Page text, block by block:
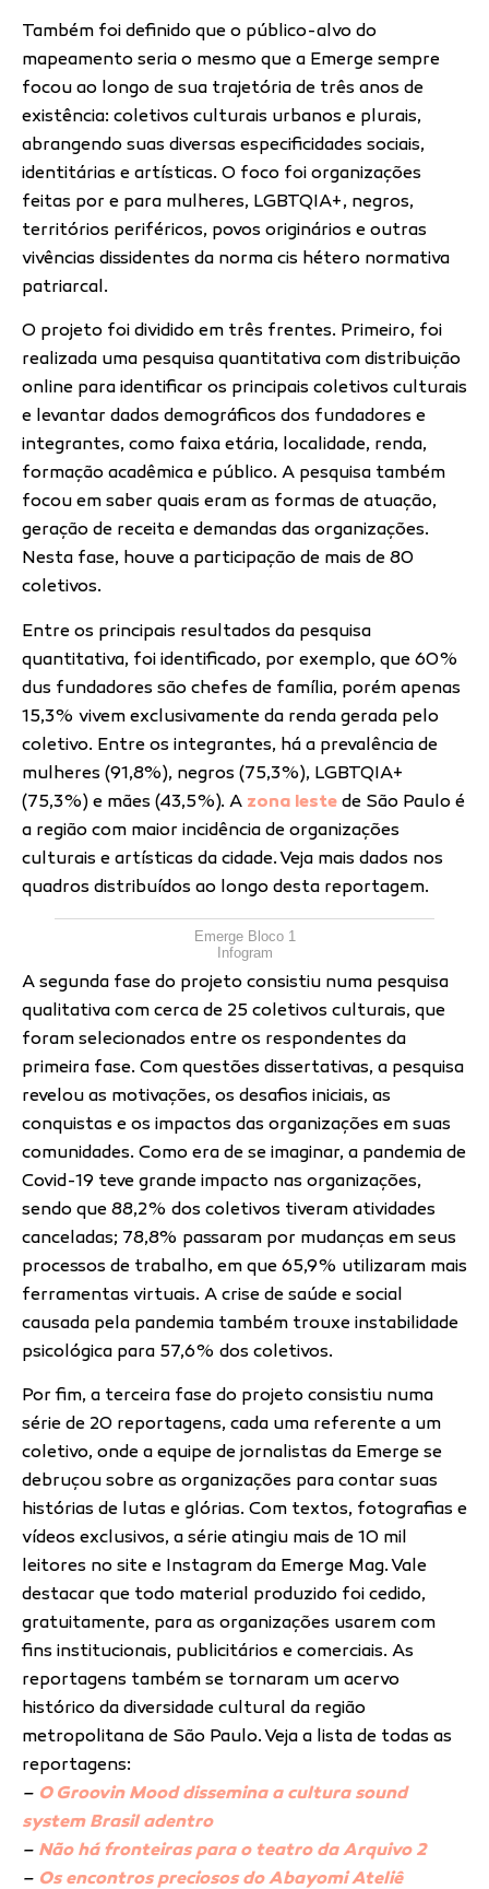
Também foi definido que o público-alvo do
mapeamento seria o mesmo que a Emerge sempre
focou ao longo de sua trajetória de três anos de
existência: coletivos culturais urbanos e plurais,
abrangendo suas diversas especificidades sociais,
identitárias e artísticas. O foco foi organizações
feitas por e para mulheres, LGBTQIA+, negros,
territórios periféricos, povos originários e outras
vivências dissidentes da norma cis hétero normativa
patriarcal.
O projeto foi dividido em três frentes. Primeiro, foi
realizada uma pesquisa quantitativa com distribuição
online para identificar os principais coletivos culturais
e levantar dados demográficos dos fundadores e
integrantes, como faixa etária, localidade, renda,
formação acadêmica e público. A pesquisa também
focou em saber quais eram as formas de atuação,
geração de receita e demandas das organizações.
Nesta fase, houve a participação de mais de 80
coletivos.
Entre os principais resultados da pesquisa
quantitativa, foi identificado, por exemplo, que 60%
dus fundadores são chefes de família, porém apenas
15,3% vivem exclusivamente da renda gerada pelo
coletivo. Entre os integrantes, há a prevalência de
mulheres (91,8%), negros (75,3%), LGBTQIA+
(75,3%) e mães (43,5%). A zona leste de São Paulo é
a região com maior incidência de organizações
culturais e artísticas da cidade. Veja mais dados nos
quadros distribuídos ao longo desta reportagem.
Emerge Bloco 1
Infogram
A segunda fase do projeto consistiu numa pesquisa
qualitativa com cerca de 25 coletivos culturais, que
foram selecionados entre os respondentes da
primeira fase. Com questões dissertativas, a pesquisa
revelou as motivações, os desafios iniciais, as
conquistas e os impactos das organizações em suas
comunidades. Como era de se imaginar, a pandemia de
Covid-19 teve grande impacto nas organizações,
sendo que 88,2% dos coletivos tiveram atividades
canceladas; 78,8% passaram por mudanças em seus
processos de trabalho, em que 65,9% utilizaram mais
ferramentas virtuais. A crise de saúde e social
causada pela pandemia também trouxe instabilidade
psicológica para 57,6% dos coletivos.
Por fim, a terceira fase do projeto consistiu numa
série de 20 reportagens, cada uma referente a um
coletivo, onde a equipe de jornalistas da Emerge se
debruçou sobre as organizações para contar suas
histórias de lutas e glórias. Com textos, fotografias e
vídeos exclusivos, a série atingiu mais de 10 mil
leitores no site e Instagram da Emerge Mag. Vale
destacar que todo material produzido foi cedido,
gratuitamente, para as organizações usarem com
fins institucionais, publicitários e comerciais. As
reportagens também se tornaram um acervo
histórico da diversidade cultural da região
metropolitana de São Paulo. Veja a lista de todas as
reportagens:
– O Groovin Mood dissemina a cultura sound
system Brasil adentro
– Não há fronteiras para o teatro da Arquivo 2
– Os encontros preciosos do Abayomi Ateliê